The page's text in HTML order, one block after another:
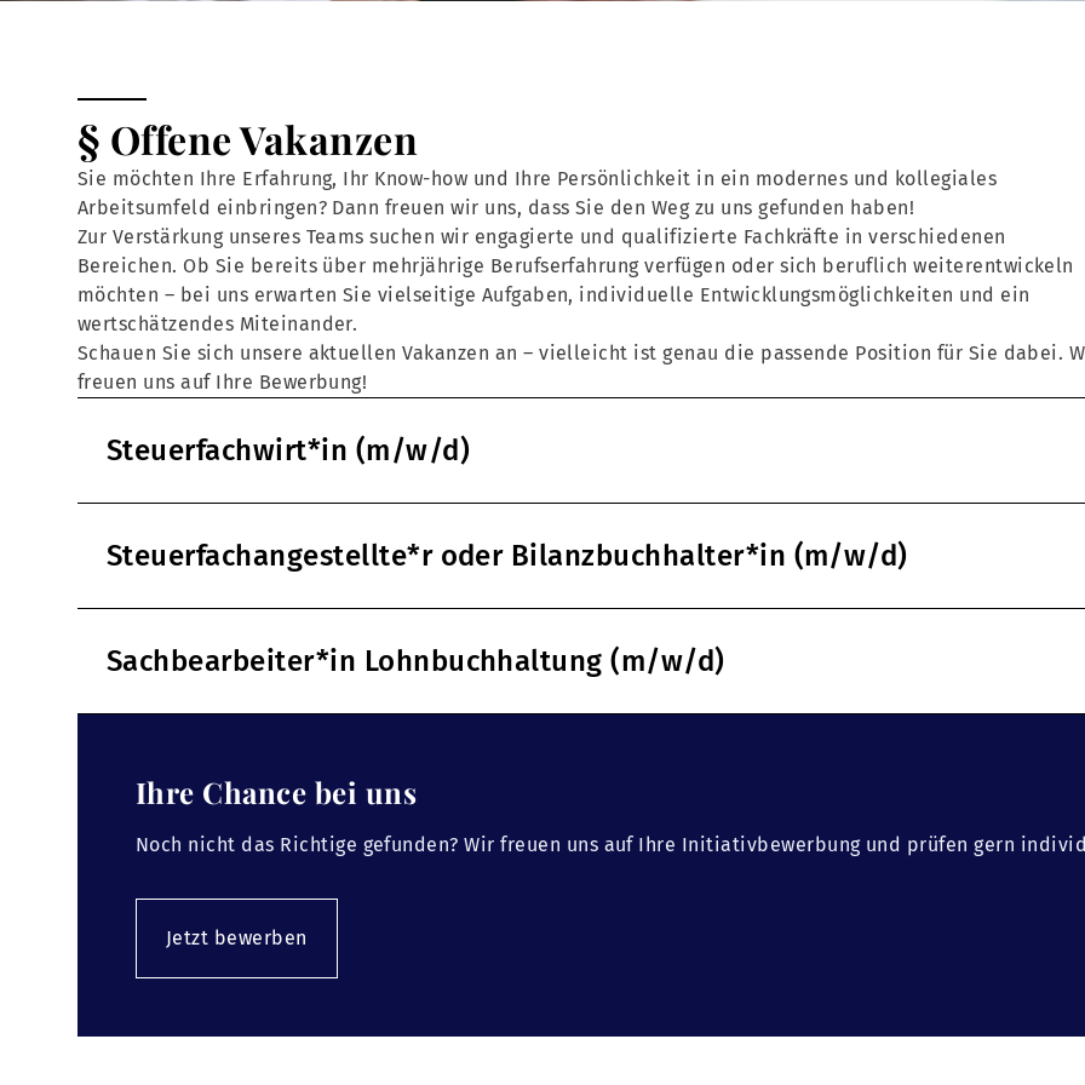
§ Offene Vakanzen
Sie möchten Ihre Erfahrung, Ihr Know-how und Ihre Persönlichkeit in ein modernes und kollegiales
Arbeitsumfeld einbringen? Dann freuen wir uns, dass Sie den Weg zu uns gefunden haben!
Zur Verstärkung unseres Teams suchen wir engagierte und qualifizierte Fachkräfte in verschiedenen
Bereichen. Ob Sie bereits über mehrjährige Berufserfahrung verfügen oder sich beruflich weiterentwickeln
möchten – bei uns erwarten Sie vielseitige Aufgaben, individuelle Entwicklungsmöglichkeiten und ein
wertschätzendes Miteinander.
Schauen Sie sich unsere aktuellen Vakanzen an – vielleicht ist genau die passende Position für Sie dabei.
freuen uns auf Ihre Bewerbung!
Steuerfachwirt*in (m/w/d)
Steuerfachangestellte*r oder Bilanzbuchhalter*in (m/w/d)
Sachbearbeiter*in Lohnbuchhaltung (m/w/d)
Ihre Chance bei uns
Noch nicht das Richtige gefunden? Wir freuen uns auf Ihre Initiativbewerbung und prüfen gern
Jetzt bewerben